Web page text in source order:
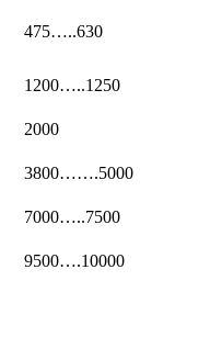
475…..630
1200…..1250
2000
3800…….5000
7000…..7500
9500….10000